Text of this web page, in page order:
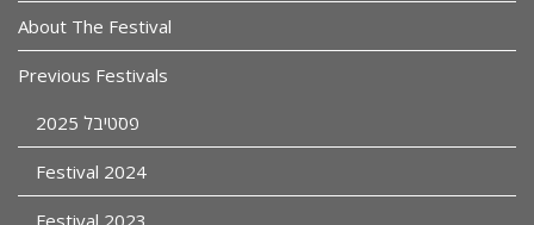
About The Festival
Previous Festivals
פסטיבל 2025
Festival 2024
Festival 2023